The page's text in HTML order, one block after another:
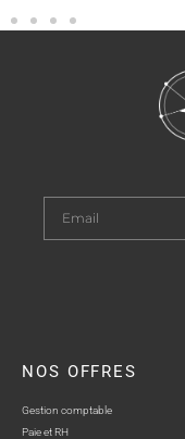
NOS OFFRES
Gestion comptable
Paie et RH